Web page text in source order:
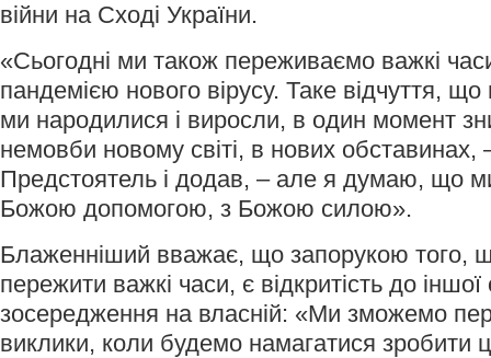
війни на Сході України.
«Сьогодні ми також переживаємо важкі
пандемією нового вірусу. Таке відчуття,
ми народилися і виросли, в один момент
немовби новому світі, в нових обставинах,
Предстоятель і додав, – але я думаю, що
Божою допомогою, з Божою силою».
Блаженніший вважає, що запорукою того,
пережити важкі часи, є відкритість до
зосередження на власній: «Ми зможемо
виклики, коли будемо намагатися зробити